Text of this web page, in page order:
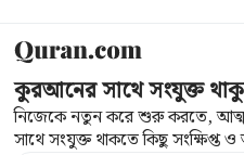
কুরআনের সাথে সংযুক্ত
নিজেকে নতুন করে শুরু করতে,
সাথে সংযুক্ত থাকতে কিছু সংক্ষিপ্ত ও